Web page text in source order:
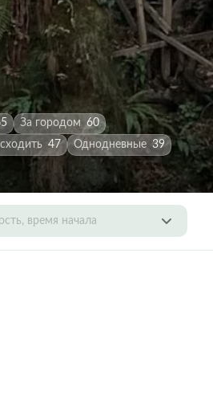
За городом 60
47 Однодневные 39
время начала